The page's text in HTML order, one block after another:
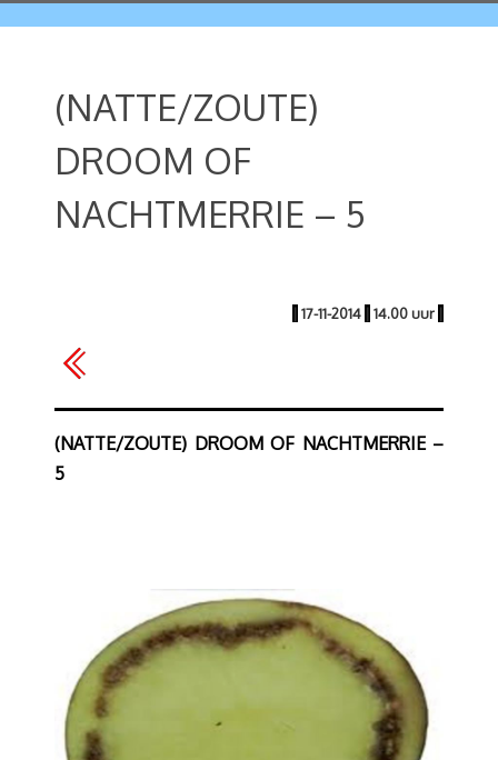
(NATTE/ZOUTE)
DROOM OF
NACHTMERRIE – 5
| 17-11-2014 | 14.00 uur |
(NATTE/ZOUTE) DROOM OF NACHTMERRIE –
5